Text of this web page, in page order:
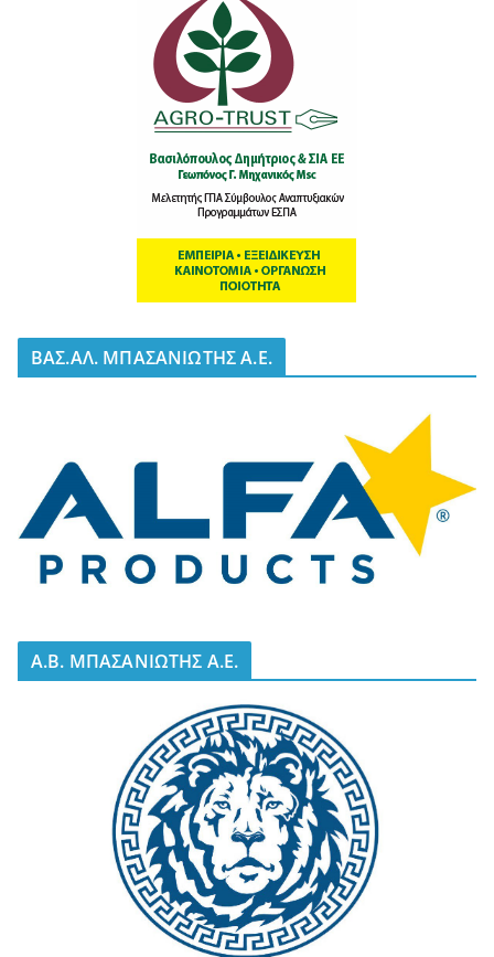
BΑΣ.ΑΛ. ΜΠΑΣΑΝΙΩΤΗΣ Α.Ε.
A.B. ΜΠΑΣΑΝΙΩΤΗΣ Α.Ε.